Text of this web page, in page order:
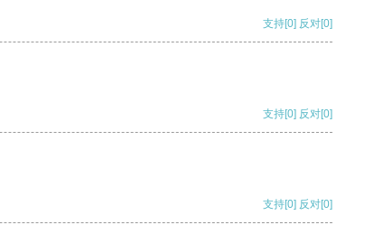
支持[0] 反对[0]
支持[0] 反对[0]
支持[0] 反对[0]